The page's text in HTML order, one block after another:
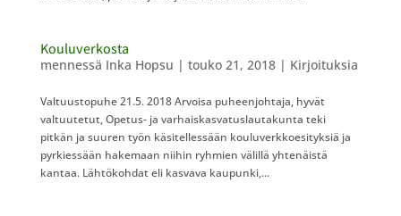
Kouluverkosta
mennessä Inka Hopsu | touko 21, 2018| Kirjoituksia
Valtuustopuhe 21.5. 2018 Arvoisa puheenjohtaja, hyvät
valtuutetut, Opetus- ja varhaiskasvatuslautakunta teki
pitkän ja suuren työn käsitellessään kouluverkkoesityksiä ja
pyrkiessään hakemaan niihin ryhmien välillä yhtenäistä
kantaa. Lähtökohdat eli kasvava kaupunki,...